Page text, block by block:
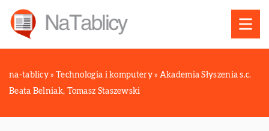
na-tablicy » Technologia i komputery» Akademia Słyszenia s.c.
Beata Belniak, Tomasz Staszewski